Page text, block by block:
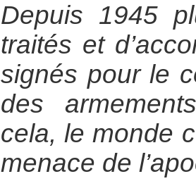
Depuis 1945
traités et
signés pour le
des
cela, le monde
menace de